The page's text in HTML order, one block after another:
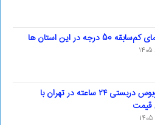
50 درجه در این استان ها
شماره اتوبوس دربستی ۲۴ ساعته در تهران با
قیمت